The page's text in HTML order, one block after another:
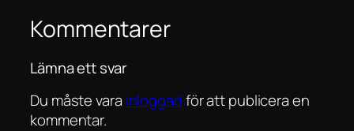
Kommentarer
Lämna ett svar
Du måste vara inloggadför att publicera en
kommentar.